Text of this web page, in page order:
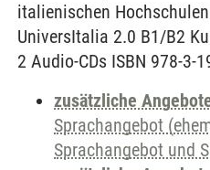
italienischen
UniversItalia 2.0 B1/B2
2 Audio-CDs ISBN 978-3-
zusätzliche
Sprachangebot
Sprachangebot und